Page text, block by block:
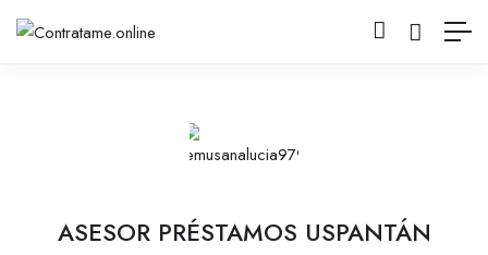
ASESOR PRÉSTAMOS USPANTÁN